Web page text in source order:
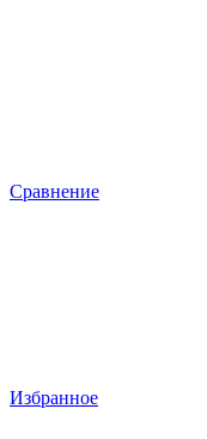
Сравнение
Избранное